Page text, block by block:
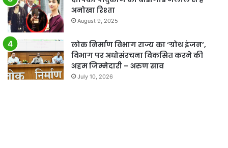
अनोखा रिश्ता
August 9, 2025
लोक निर्माण विभाग राज्य का ‘ग्रोथ इंजन’,
विभाग पर अधोसंरचना विकसित करने की
अहम जिम्मेदारी – अरुण साव
July 10, 2026